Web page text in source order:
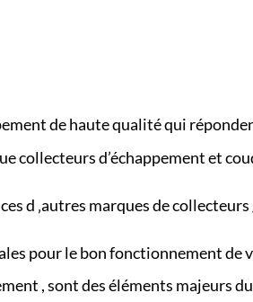
de haute qualité qui
collecteurs d’échappement et
d ‚autres marques de
pour le bon fonctionnement de
, sont des éléments majeurs